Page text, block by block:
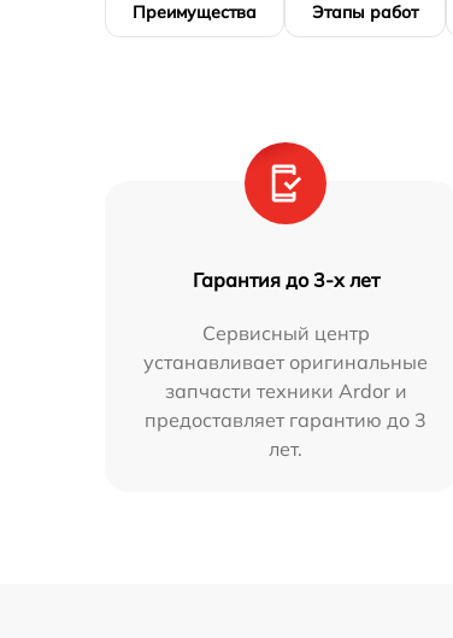
Преимущества Этапы работ
Гарантия до 3-х лет
Сервисный центр
устанавливает оригинальные
запчасти техники Ardor и
предоставляет гарантию до 3
лет.